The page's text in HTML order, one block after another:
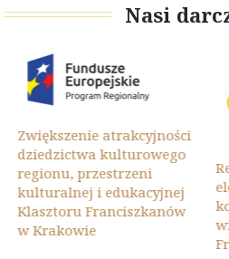
Nasi
Zwiększenie atrakcyjności
dziedzictwa kulturowego
regionu, przestrzeni
kulturalnej i edukacyjnej
Klasztoru Franciszkanów
w Krakowie